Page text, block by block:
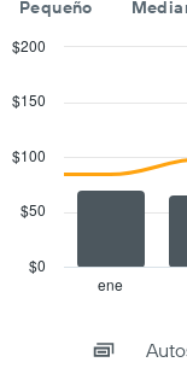
renta
autos.
gráfico
1
que
el
Pequeño
with
data
series.
The
ene
$0
$50
$100
$150
$200